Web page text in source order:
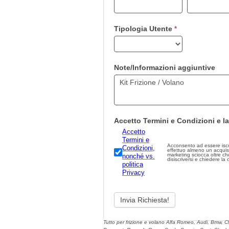
Tipologia Utente *
Note/Informazioni aggiuntive
Accetto Termini e Condizioni e
Accetto
Termini e
Condizioni,
nonché vs.
politica
Privacy
Acconsento ad essere
effettuo almeno un
marketing sciocca oltre che illegale.
disiscriversi e chiedere la
questo
campo
vuoto.
Tutto per frizione e volano Alfa Romeo, Audi, Bmw,